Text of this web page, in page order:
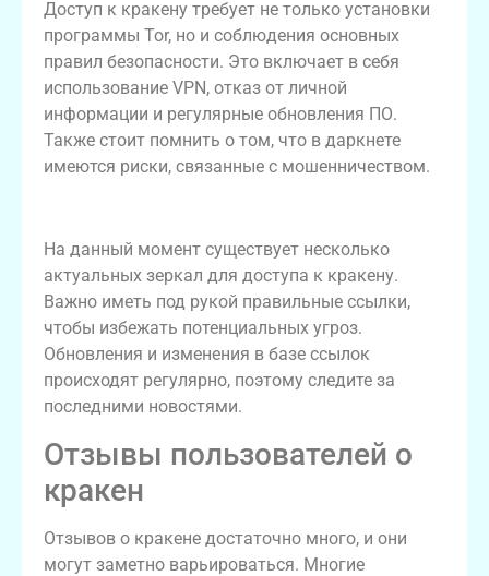
Доступ к кракену требует не только установки
программы Tor, но и соблюдения основных
правил безопасности. Это включает в себя
использование VPN, отказ от личной
информации и регулярные обновления ПО.
Также стоит помнить о том, что в даркнете
имеются риски, связанные с мошенничеством.
На данный момент существует несколько
актуальных зеркал для доступа к кракену.
Важно иметь под рукой правильные ссылки,
чтобы избежать потенциальных угроз.
Обновления и изменения в базе ссылок
происходят регулярно, поэтому следите за
последними новостями.
Отзывы пользователей о
кракен
Отзывов о кракене достаточно много, и они
могут заметно варьироваться. Многие